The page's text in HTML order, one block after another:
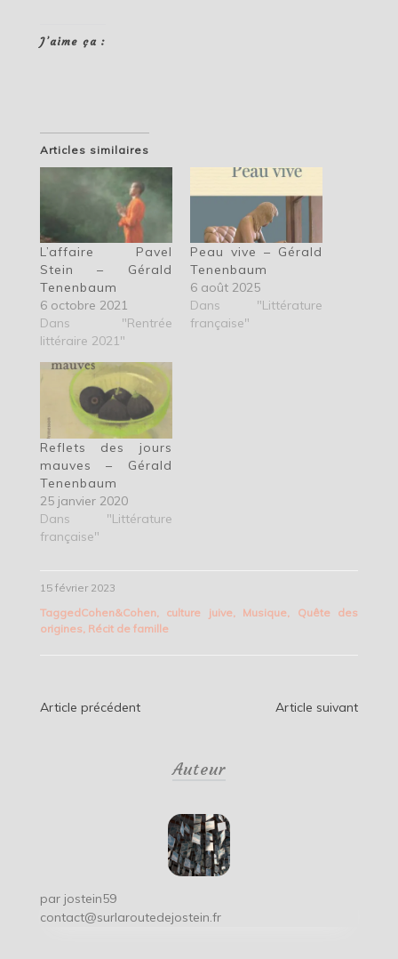
J’aime ça :
Articles similaires
L’affaire Pavel
Stein – Gérald
Tenenbaum
6 octobre 2021
Dans "Rentrée
littéraire 2021"
Peau vive – Gérald
Tenenbaum
6 août 2025
Dans "Littérature
française"
Reflets des jours
mauves – Gérald
Tenenbaum
25 janvier 2020
Dans "Littérature
française"
15 février 2023
TaggedCohen&Cohen, culture juive, Musique
Quête des
origines Récit de famille
Navigation
Article précédent Article suivant
Auteur
par jostein59
contact@surlaroutedejostein.fr